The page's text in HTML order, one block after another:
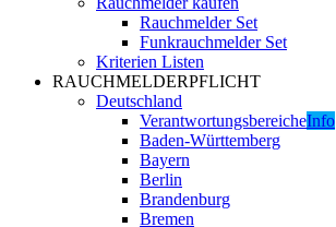
Rauchmelder Set
Funkrauchmelder Set
Kriterien Listen
RAUCHMELDERPFLICHT
Deutschland
VerantwortungsbereicheInfo
Baden-Württemberg
Bayern
Berlin
Brandenburg
Bremen